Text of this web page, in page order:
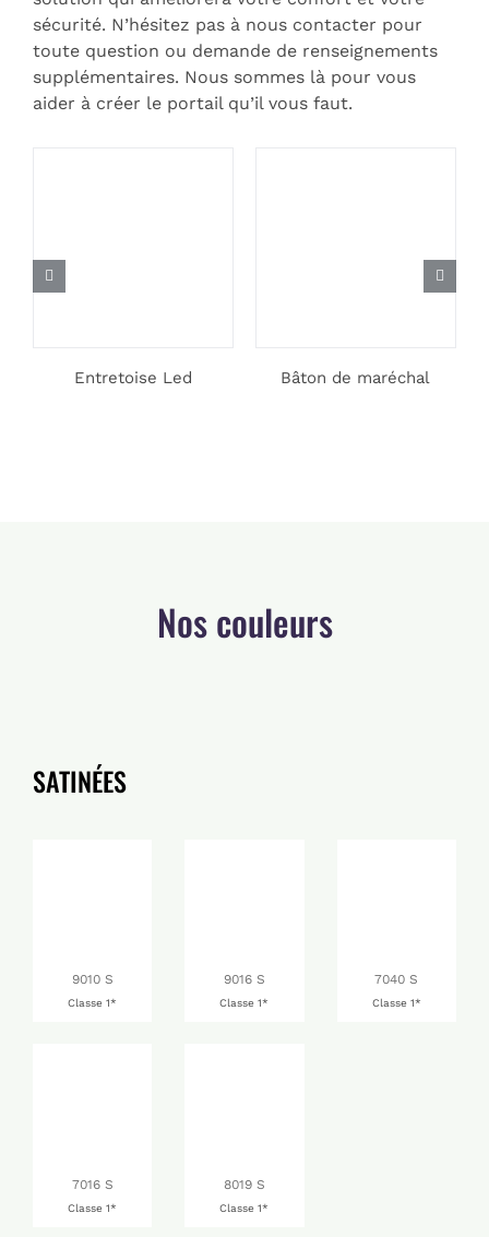
sécurité. N’hésitez pas à nous contacter pour
toute question ou demande de renseignements
supplémentaires. Nous sommes là pour vous
aider à créer le portail qu’il vous faut.
Entretoise Led Bâton de maréchal
Nos couleurs
SATINÉES
9010 S
Classe 1*
9016 S
Classe 1*
7040 S
Classe 1*
7016 S
Classe 1*
8019 S
Classe 1*